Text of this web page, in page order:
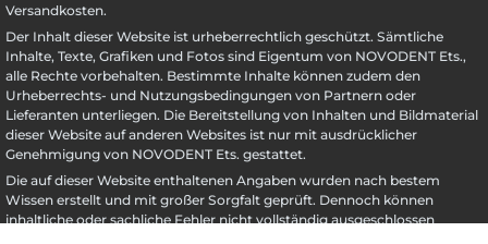
Versandkosten.
Der Inhalt dieser Website ist urheberrechtlich geschützt. Sämtliche
Inhalte, Texte, Grafiken und Fotos sind Eigentum von NOVODENT Ets.,
alle Rechte vorbehalten. Bestimmte Inhalte können zudem den
Urheberrechts- und Nutzungsbedingungen von Partnern oder
Lieferanten unterliegen. Die Bereitstellung von Inhalten und Bildmaterial
dieser Website auf anderen Websites ist nur mit ausdrücklicher
Genehmigung von NOVODENT Ets. gestattet.
Die auf dieser Website enthaltenen Angaben wurden nach bestem
Wissen erstellt und mit großer Sorgfalt geprüft. Dennoch können
inhaltliche oder sachliche Fehler nicht vollständig ausgeschlossen